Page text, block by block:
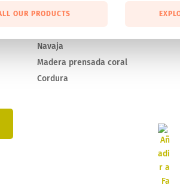
OUR PRODUCTS
MOVA (14116)
Navaja
Madera prensada coral
Cordura